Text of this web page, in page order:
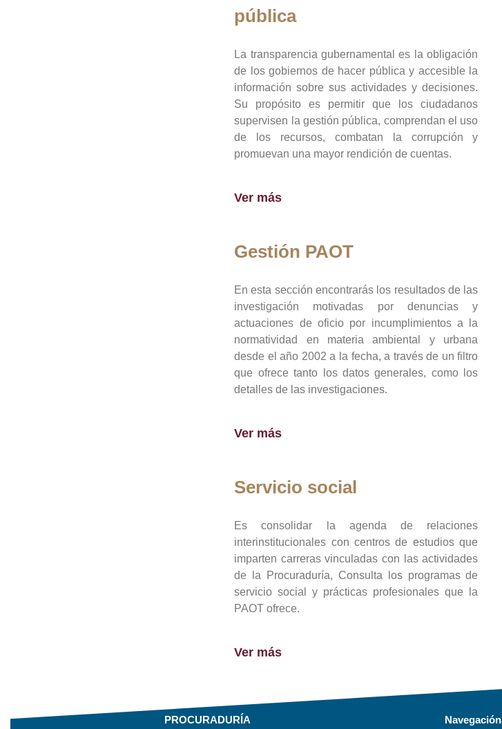
pública
La transparencia gubernamental es la obligación
de los gobiernos de hacer pública y accesible la
información sobre sus actividades y decisiones.
Su propósito es permitir que los ciudadanos
supervisen la gestión pública, comprendan el uso
de los recursos, combatan la corrupción y
promuevan una mayor rendición de cuentas.
Ver más
Gestión PAOT
En esta sección encontrarás los resultados de las
investigación motivadas por denuncias y
actuaciones de oficio por incumplimientos a la
normatividad en materia ambiental y urbana
desde el año 2002 a la fecha, a través de un filtro
que ofrece tanto los datos generales, como los
detalles de las investigaciones.
Ver más
Servicio social
Es consolidar la agenda de relaciones
interinstitucionales con centros de estudios que
imparten carreras vinculadas con las actividades
de la Procuraduría, Consulta los programas de
servicio social y prácticas profesionales que la
PAOT ofrece.
Ver más
PROCURADURÍA Navegación